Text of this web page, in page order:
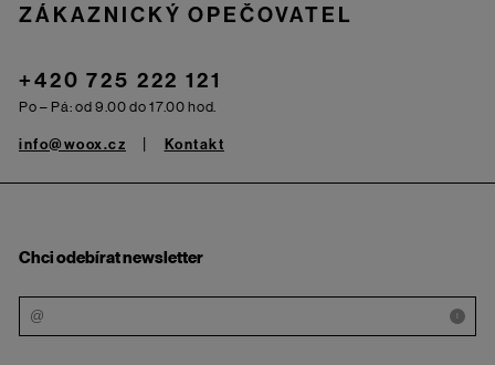
ZÁKAZNICKÝ OPEČOVATEL
+420 725 222 121
Po – Pá: od 9.00 do 17.00 hod.
info@woox.cz Kontakt
Chci odebírat newsletter
i